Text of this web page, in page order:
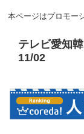
本ページはプロモー
テレビ愛知
11/02